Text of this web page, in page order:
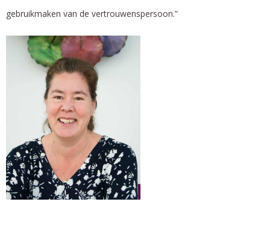
gebruikmaken van de vertrouwenspersoon.”